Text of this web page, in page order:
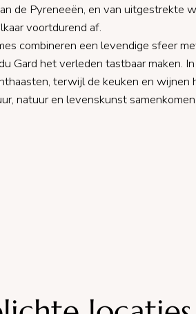
de Pyreneeën, en van uitgestrekte
voortdurend af.
combineren een levendige sfeer
Gard het verleden tastbaar maken.
terwijl de keuken en wijnen
natuur en levenskunst